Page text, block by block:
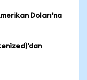
Doları'na